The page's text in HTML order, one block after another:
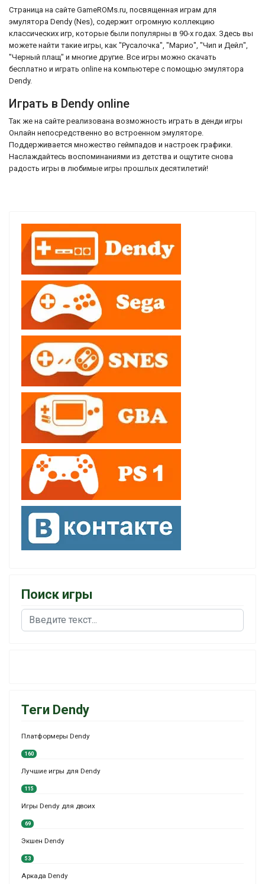
Страница на сайте GameROMs.ru, посвященная играм для
эмулятора Dendy (Nes), содержит огромную коллекцию
классических игр, которые были популярны в 90-х годах. Здесь вы
можете найти такие игры, как "Русалочка", "Марио", "Чип и Дейл",
"Черный плащ" и многие другие. Все игры можно скачать
бесплатно и играть online на компьютере с помощью эмулятора
Dendy.
Играть в Dendy online
Так же на сайте реализована возможность играть в денди игры
Онлайн непосредственно во встроенном эмуляторе.
Поддерживается множество геймпадов и настроек графики.
Наслаждайтесь воспоминаниями из детства и ощутите снова
радость игры в любимые игры прошлых десятилетий!
Поиск игры
Поиск
Теги Dendy
Платформеры Dendy
160
Лучшие игры для Dendy
115
Игры Dendy для двоих
69
Экшен Dendy
53
Аркада Dendy